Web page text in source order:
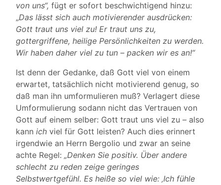
von uns“, fügt er sofort beschwichtigend hinzu:
„Das lässt sich auch motivierender ausdrücken:
Gott traut uns viel zu! Er traut uns zu,
gottergriffene, heilige Persönlichkeiten zu werden.
Wir haben daher viel zu tun – packen wir es an!“
Ist denn der Gedanke, daß Gott viel von einem
erwartet, tatsächlich nicht motivierend genug, so
daß man ihn umformulieren muß? Verlagert diese
Umformulierung sodann nicht das Vertrauen von
Gott auf einem selber: Gott traut uns viel zu – also
kann ich viel für Gott leisten? Auch dies erinnert
irgendwie an Herrn Bergolio und zwar an seine
achte Regel: „Denken Sie positiv. Über andere
schlecht zu reden zeige geringes
Selbstwertgefühl. Es heiße so viel wie: ‚Ich fühle